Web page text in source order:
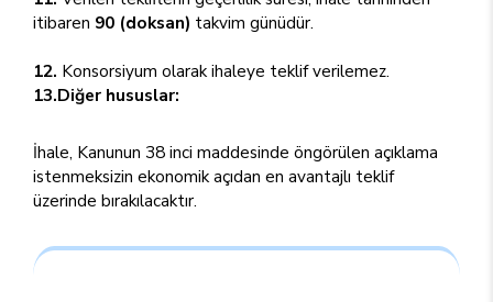
itibaren 90 (doksan) takvim günüdür.
12. Konsorsiyum olarak ihaleye teklif verilemez.
13.Diğer hususlar:
İhale, Kanunun 38 inci maddesinde öngörülen açıklama
istenmeksizin ekonomik açıdan en avantajlı teklif
üzerinde bırakılacaktır.